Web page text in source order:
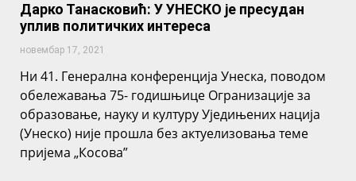
Дарко Танасковић: У УНЕСКО је пресудан
уплив политичких интереса
новембар 17, 2021
Ни 41. Генерална конференција Унеска, поводом
обележавања 75- годишњице Огранизације за
образовање, науку и културу Уједињених нација
(Унеско) није прошла без актуелизовања теме
пријема „Косова”